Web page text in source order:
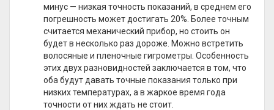
минус — низкая точность показаний, в среднем его
погрешность может достигать 20%. Более точным
считается механический прибор, но стоить он
будет в несколько раз дороже. Можно встретить
волосяные и пленочные гигрометры. Особенность
этих двух разновидностей заключается в том, что
оба будут давать точные показания только при
низких температурах, а в жаркое время года
точности от них ждать не стоит.